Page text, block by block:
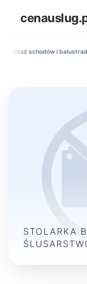
i montaż schodów i balustrad
STOLARKA